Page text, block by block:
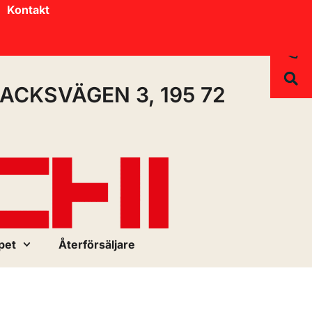
Kontakt
3, 195 72
Återförsäljare